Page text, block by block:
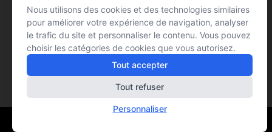
Nous utilisons des cookies et des technologies similaires
pour améliorer votre expérience de navigation, analyser
le trafic du site et personnaliser le contenu. Vous pouvez
choisir les catégories de cookies que vous autorisez.
Tout accepter
Tout refuser
Personnaliser